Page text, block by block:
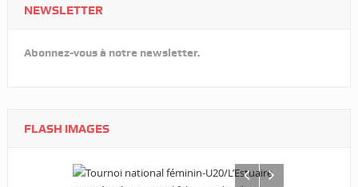
NEWSLETTER
Abonnez-vous à notre newsletter.
FLASH IMAGES